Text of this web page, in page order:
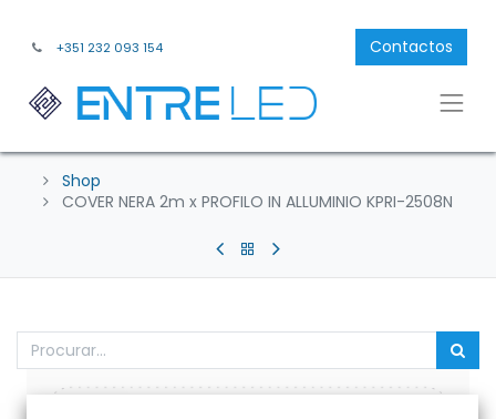
+351 232 093 154 Contactos
Shop
COVER NERA 2m x PROFILO IN ALLUMINIO KPRI-2508N